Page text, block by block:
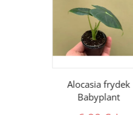
Alocasia frydek
Babyplant